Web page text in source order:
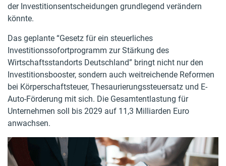
der Investitionsentscheidungen grundlegend verändern
könnte.
Das geplante “Gesetz für ein steuerliches
Investitionssofortprogramm zur Stärkung des
Wirtschaftsstandorts Deutschland” bringt nicht nur den
Investitionsbooster, sondern auch weitreichende Reformen
bei Körperschaftsteuer, Thesaurierungssteuersatz und E-
Auto-Förderung mit sich. Die Gesamtentlastung für
Unternehmen soll bis 2029 auf 11,3 Milliarden Euro
anwachsen.